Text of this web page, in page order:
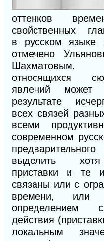
оттенков
свойственных
в русском языке
отмечено
Шахматовым.
относящихся
явлений может
результате
всех связей
всеми
современном
выделить
приставки и те
связаны или с
времени, или
определением
действия
локальным